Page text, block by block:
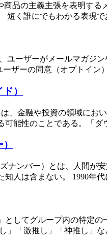
商品の主義主張を表明す
短く誰にでもわかる表
ユーザーがメールマガ
ーザーの同意（オプトイ
）
は、金融や投資の領域に
可能性のことである。「
ズナンバー）とは、人間
知人は含まない。 1990年
としてグループ内の特定
」「激推し」「神推し